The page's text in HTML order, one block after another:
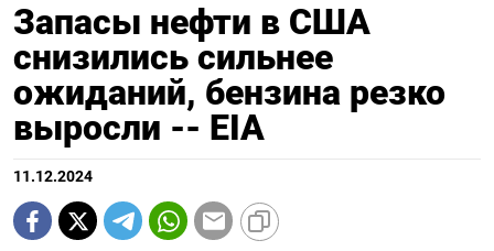
Запасы нефти в США
снизились сильнее
ожиданий, бензина резко
выросли -- EIA
11.12.2024